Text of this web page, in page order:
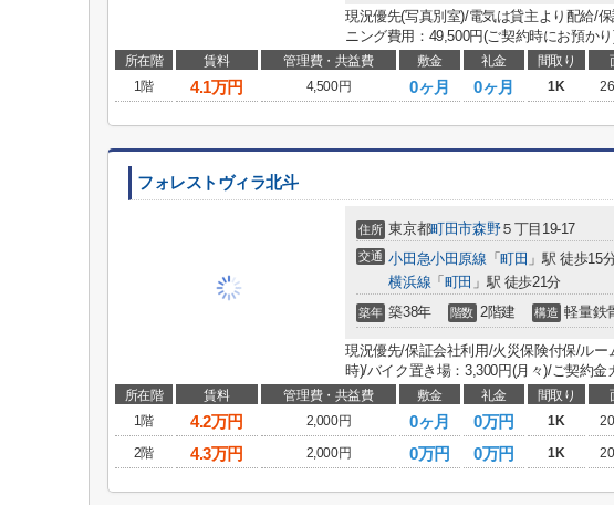
現況優先(写真別室)/電気は貸主より配給/
ニング費用：49,500円(ご契約時にお預か
所在階 賃料 管理費・共益費 敷金 礼金 間取り
1階
4.1万円 4,500円 0ヶ月 0ヶ月 1K
フォレストヴィラ北斗
住所 東京都町田市森野５丁目19-17
交通 小田急小田原線 「町田 」駅 徒歩15
横浜線 「 町田 」駅 徒歩21分
築年 築38年 階数 2階建 構造 軽量鉄
現況優先/保証会社利用/火災保険付保/ル
時)/バイク置き場：3,300円(月々)/ご契約金
所在階 賃料 管理費・共益費 敷金 礼金 間取り
1階
4.2万円 2,000円 0ヶ月 0万円 1K
2階
4.3万円 2,000円 0万円 0万円 1K